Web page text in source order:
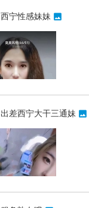
西宁性感妹妹
出差西宁大干三通妹